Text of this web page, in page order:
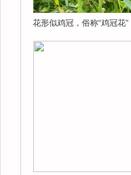
花形似鸡冠，俗称“鸡冠花